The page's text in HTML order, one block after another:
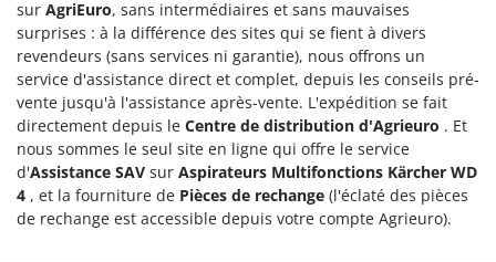
Désherbeurs thermiques et mécaniques
Déshumidificateurs
Draineuses
E
Échelles en aluminium
Effaroucheurs d'oiseaux
Effeuilleuses pour olives
Bosch
Brumi
BullMach
C
C.EL.ME.
Calory Forni
Campagnola
sur AgriEuro, sans intermédiaires et sans mauvaises
surprises : à la différence des sites qui se fient à divers
revendeurs (sans services ni garantie), nous offrons un
service d'assistance direct et complet, depuis les conseils pré-
vente jusqu'à l'assistance après-vente. L'expédition se fait
directement depuis le Centre de distribution d'Agrieuro . Et
nous sommes le seul site en ligne qui offre le service
d'Assistance SAV sur Aspirateurs Multifonctions Kärcher WD
4 , et la fourniture de Pièces de rechange (l'éclaté des pièces
de rechange est accessible depuis votre compte Agrieuro).